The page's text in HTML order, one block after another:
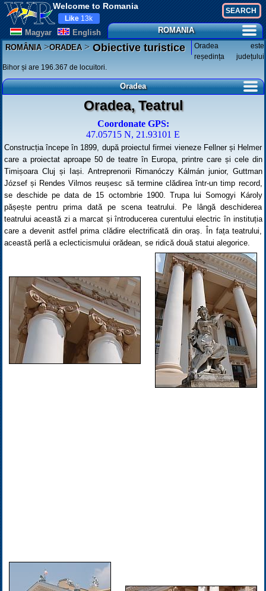
Welcome to Romania
Magyar English
Like 13k
ROMANIA
ROMÂNIA>ORADEA>Obiective turistice
Oradea este
reședința județului
Bihor și are 196.367 de locuitori.
Oradea
Oradea, Teatrul
Coordonate GPS:
47.05715 N, 21.93101 E
Construcția începe în 1899, după proiectul firmei vieneze Fellner și Helmer
care a proiectat aproape 50 de teatre în Europa, printre care și cele din
Timișoara Cluj și Iași. Antreprenorii Rimanóczy Kálmán junior, Guttman
József și Rendes Vilmos reușesc să termine clădirea într-un timp record,
se deschide pe data de 15 octombrie 1900. Trupa lui Somogyi Károly
pășește pentru prima dată pe scena teatrului. Pe lângă deschiderea
teatrului această zi a marcat și întroducerea curentului electric în instituția
care a devenit astfel prima clădire electrificată din oraș. În fața teatrului,
această perlă a eclecticismului orădean, se ridică două statui alegorice.